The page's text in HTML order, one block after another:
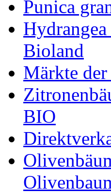
Punica
Hydrangea
Bioland
Märkte
BIO